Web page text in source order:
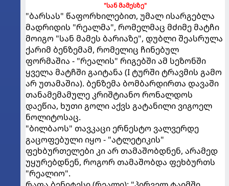
"სან მამესზე"
"ბარსას" წაფორხილებით, უმალ ისარგებლა
მადრიდის "რეალმა", რომელმაც მძიმე მატჩი
მოიგო "სან მამეს ბარიაზე", დუბლი შეასრულა
ქარიმ ბენზემამ, რომელიც ჩინებულ
ფორმაშია - "რეალის" რიგებში ამ სეზონში
ყველა მატჩში გაიტანა (I ტურში ტრავმის გამო
არ უთამაშია). ბენზემა ბომბარდირთა დავაში
თანამემამულე კრიშტიანო რონალდოს
დაეწია, ხუთი გოლი აქვს გატანილი ვიგოელ
ნოლიტოსაც.
"ბილბაოს" თავკაცი ერნესტო ვალვერდე
გაცოფებული იყო - "ატლეტიკის"
ფეხბურთელები კი არ თამაშობდნენ, არამედ
უყურებდნენ, როგორ თამაშობდა ფეხბურთს
"რეალიო".